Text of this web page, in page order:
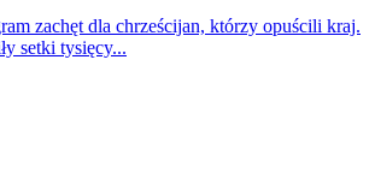
zachęt dla chrześcijan, którzy opuścili kraj.
setki tysięcy...